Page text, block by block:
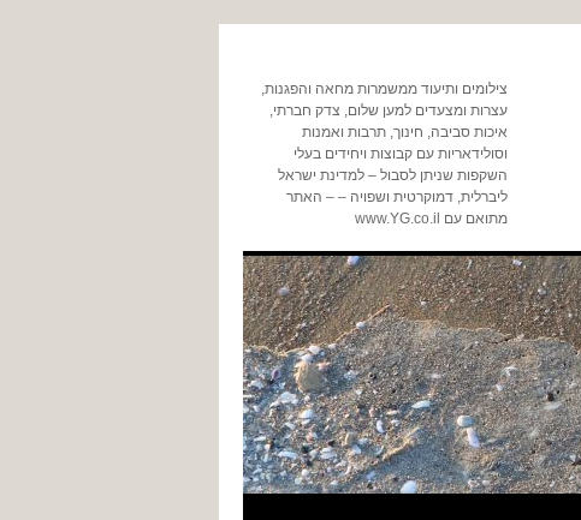
צילומים ותיעוד ממשמרות מחאה והפגנות,
עצרות ומצעדים למען שלום, צדק חברתי,
איכות סביבה, חינוך, תרבות ואמנות
וסולידאריות עם קבוצות ויחידים בעלי
השקפות שניתן לסבול – למדינת ישראל
ליברלית, דמוקרטית ושפויה – – האתר
מתואם עם www.YG.co.il